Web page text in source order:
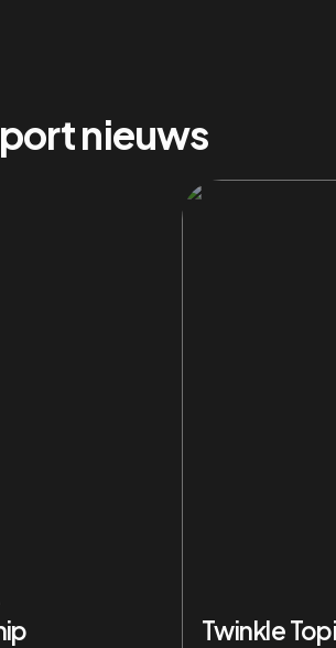
nieuws
Twinkle